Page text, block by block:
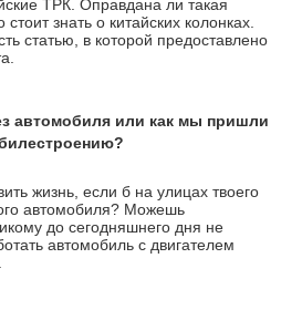
ТРК. Оправдана ли такая
знать о китайских колонках.
статью, в которой предоставлено
автомобиля или как мы пришли
жизнь, если б на улицах твоего
автомобиля? Можешь
до сегодняшнего дня не
автомобиль с двигателем